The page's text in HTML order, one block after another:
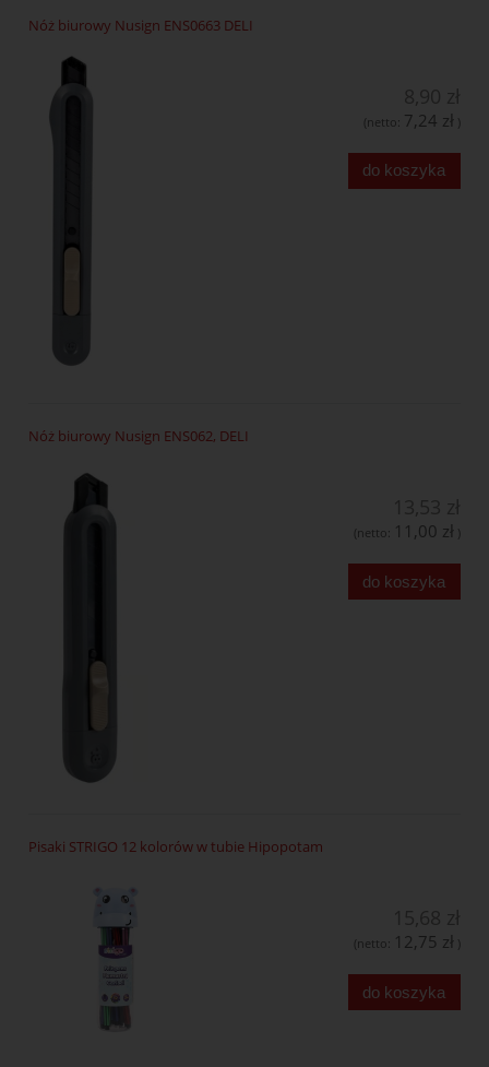
Nóż biurowy Nusign ENS0663 DELI
(netto: 7,24 zł )
do koszyka
Nóż biurowy Nusign ENS062, DELI
(netto: 11,00 zł )
do koszyka
Pisaki STRIGO 12 kolorów w tubie Hipopotam
(netto: 12,75 zł )
do koszyka